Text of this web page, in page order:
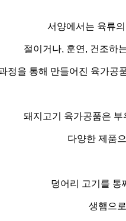
서양에서는 육류
절이거나, 훈연 , 건조하
정을 통해 만들어진 육가공
돼지고기 육가공품은 부
다양한 제품
덩어리 고기를 통
생햄으